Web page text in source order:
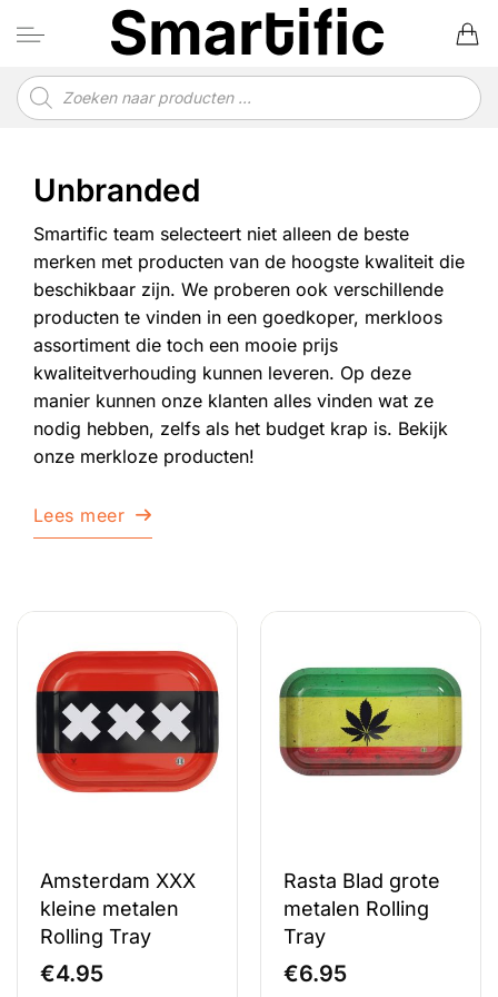
naar
Producten
zoeken
Unbranded
Smartific team selecteert niet alleen de beste
merken met producten van de hoogste kwaliteit die
beschikbaar zijn. We proberen ook verschillende
producten te vinden in een goedkoper, merkloos
assortiment die toch een mooie prijs
kwaliteitverhouding kunnen leveren. Op deze
manier kunnen onze klanten alles vinden wat ze
nodig hebben, zelfs als het budget krap is. Bekijk
onze merkloze producten!
Lees meer
Amsterdam XXX
kleine metalen
Rolling Tray
€4.95
Rasta Blad grote
metalen Rolling
Tray
€6.95